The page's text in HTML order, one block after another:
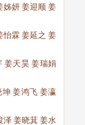
姊妍 姜迎顺 姜
怡霖 姜延之 姜
姜天昊 姜瑞娟
姜鸿飞 姜瀛
泽 姜晓萁 姜水